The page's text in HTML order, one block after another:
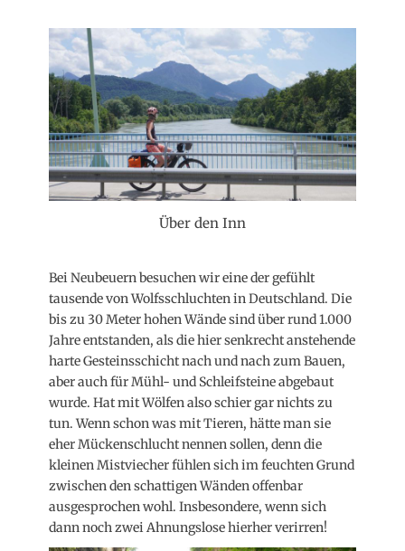
Über den Inn
Bei Neubeuern besuchen wir eine der gefühlt
tausende von Wolfsschluchten in Deutschland. Die
bis zu 30 Meter hohen Wände sind über rund 1.000
Jahre entstanden, als die hier senkrecht anstehende
harte Gesteinsschicht nach und nach zum Bauen,
aber auch für Mühl- und Schleifsteine abgebaut
wurde. Hat mit Wölfen also schier gar nichts zu
tun. Wenn schon was mit Tieren, hätte man sie
eher Mückenschlucht nennen sollen, denn die
kleinen Mistviecher fühlen sich im feuchten Grund
zwischen den schattigen Wänden offenbar
ausgesprochen wohl. Insbesondere, wenn sich
dann noch zwei Ahnungslose hierher verirren!